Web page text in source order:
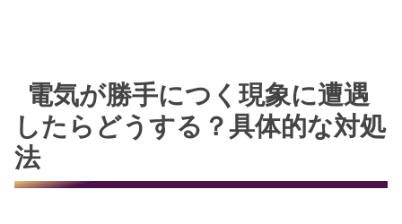
電気が勝手につく現象に遭遇
したらどうする？具体的な対処
法